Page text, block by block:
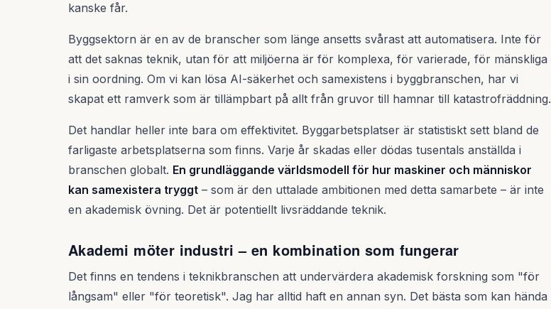
kanske får.
Byggsektorn är en av de branscher som länge ansetts svårast att automatisera. Inte för
att det saknas teknik, utan för att miljöerna är för komplexa, för varierade, för mänskliga
i sin oordning. Om vi kan lösa AI-säkerhet och samexistens i byggbranschen, har vi
skapat ett ramverk som är tillämpbart på allt från gruvor till hamnar till katastrofräddning.
Det handlar heller inte bara om effektivitet. Byggarbetsplatser är statistiskt sett bland de
farligaste arbetsplatserna som finns. Varje år skadas eller dödas tusentals anställda i
branschen globalt. En grundläggande världsmodell för hur maskiner och människor
kan samexistera tryggt – som är den uttalade ambitionen med detta samarbete – är inte
en akademisk övning. Det är potentiellt livsräddande teknik.
Akademi möter industri – en kombination som fungerar
Det finns en tendens i teknikbranschen att undervärdera akademisk forskning som "för
långsam" eller "för teoretisk". Jag har alltid haft en annan syn. Det bästa som kan hända